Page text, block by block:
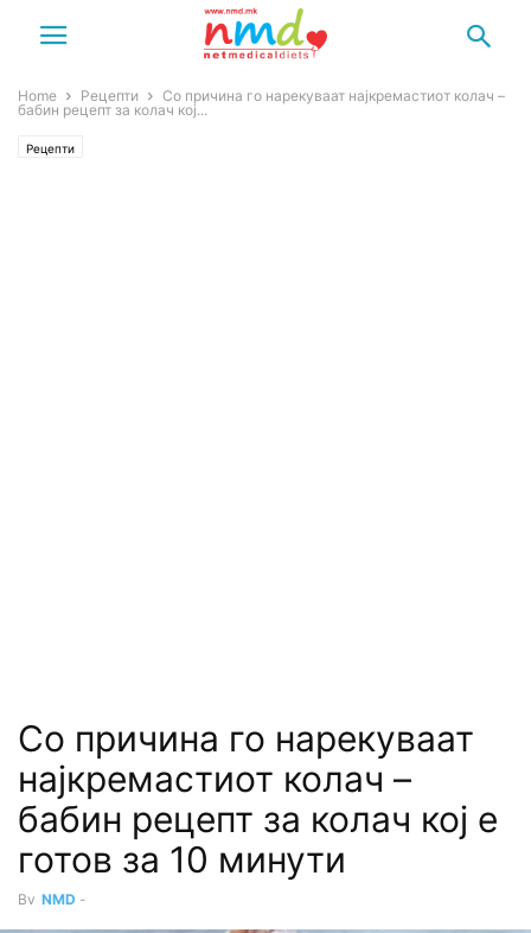
Home Рецепти
Со причина го нарекуваат најкремастиот колач –
бабин рецепт за колач кој...
Рецепти
Со причина го нарекуваат
најкремастиот колач –
бабин рецепт за колач кој е
готов за 10 минути
By NMD -